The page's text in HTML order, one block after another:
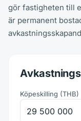
gör fastigheten till
är permanent
Köpeskilling (THB)